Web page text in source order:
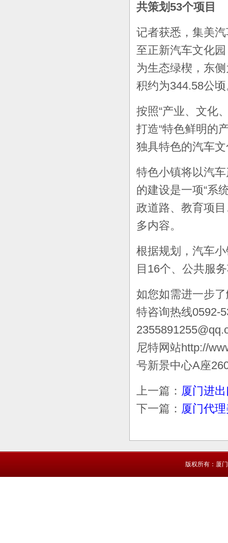
共策划53个项目
记者获悉，集美
至正新汽车文化
为生态绿楔，东
积约为344.58公
按照“产业、文化
打造“特色鲜明的
独具特色的汽车文
特色小镇将以汽
的建设是一项“系
政道路、教育项
多内容。
根据规划，汽车
目16个、公共服
如您如需进一步
特咨询热线0592-
尼特网站http://
号新景中心A座
上一篇： 厦门进
下一篇： 厦门代
版权所有：厦